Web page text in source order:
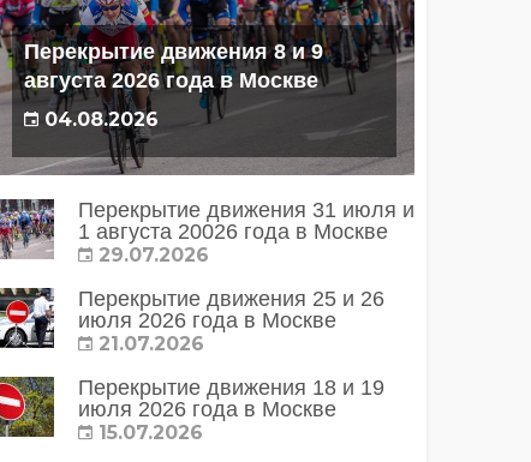
Перекрытие движения 8 и 9
августа 2026 года в Москве
04.08.2026
Перекрытие движения 31 июля и
1 августа 20026 года в Москве
29.07.2026
Перекрытие движения 25 и 26
июля 2026 года в Москве
21.07.2026
Перекрытие движения 18 и 19
июля 2026 года в Москве
15.07.2026